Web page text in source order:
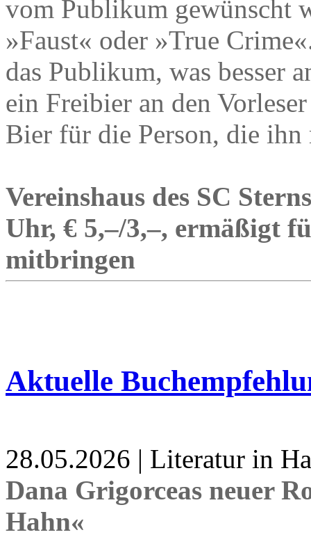
vom Publikum gewünscht
»Faust« oder »True
das Publikum, was besser
ein Freibier an den
Bier für die Person, die ihn
Vereinshaus des SC
Uhr, € 5,–/3,–, ermäßigt
mitbringen
Aktuelle
28.05.2026 | Literatur in
Dana Grigorceas neuer
Hahn«